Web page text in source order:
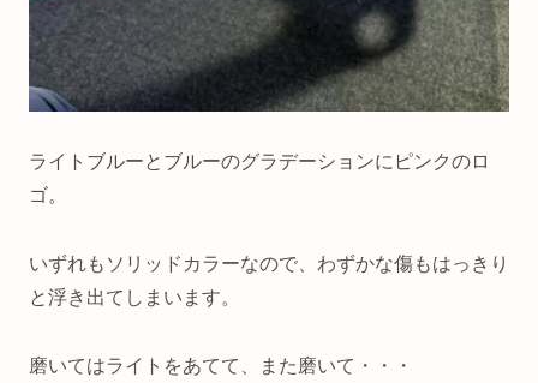
ライトブルーとブルーのグラデーションにピンクのロ
ゴ。
いずれもソリッドカラーなので、わずかな傷もはっきり
と浮き出てしまいます。
磨いてはライトをあてて、また磨いて・・・